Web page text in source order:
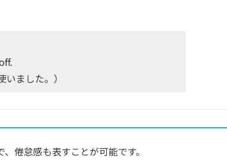
ました。）
倦怠感も表すことが可能です。